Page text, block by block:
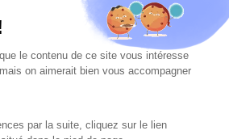
à notre Newsletter et recevez en
promotions et actualités.
Société des Avis Garantis, cliquez ici pour